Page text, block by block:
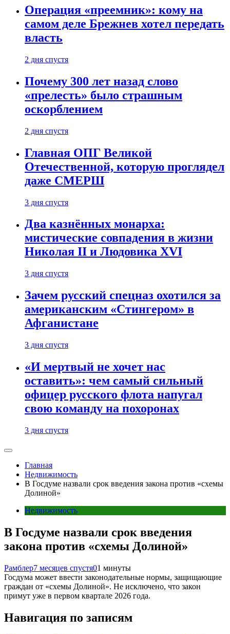
Операция «преемник»: кому на
самом деле Брежнев хотел передать
власть
2 дня спустя
Почему 300 лет назад слово
«прелесть» было страшным
оскорблением
2 дня спустя
Главная ОПГ Великой
Отечественной, которую проглядел
даже СМЕРШ
3 дня спустя
Два казнённых монарха:
мистические совпадения в жизни
Николая II и Людовика XVI
3 дня спустя
Зачем русский спецназ охотился за
американским «Стингером» в
Афганистане
3 дня спустя
«И мертвый не хочет нас
оставить»: чем самый сильный
офицер русского флота напугал
свою команду на похоронах
3 дня спустя
Главная
Недвижимость
В Госдуме назвали срок введения закона против «схемы
Долиной»
Недвижимость
В Госдуме назвали срок введения
закона против «схемы Долиной»
Рамблер7 месяцев спустя01 минуты
Госдума может ввести законодательные нормы, защищающие
граждан от «схемы Долиной». Не исключено, что закон
примут уже в первом квартале 2026 года.
Навигация по записям